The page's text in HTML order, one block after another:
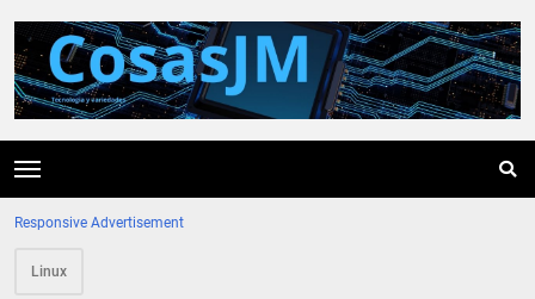
Responsive Advertisement
Linux